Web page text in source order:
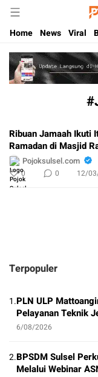
Update Kabar
Home News Viral
Ribuan Jamaah Ikuti
Ramadan di Masjid
Pojoksulsel.com
0 0 12/
Terpopuler
1.PLN ULP
Pelayanan Teknik
6/08/2026
2.BPSDM Sulsel
Melalui Webinar